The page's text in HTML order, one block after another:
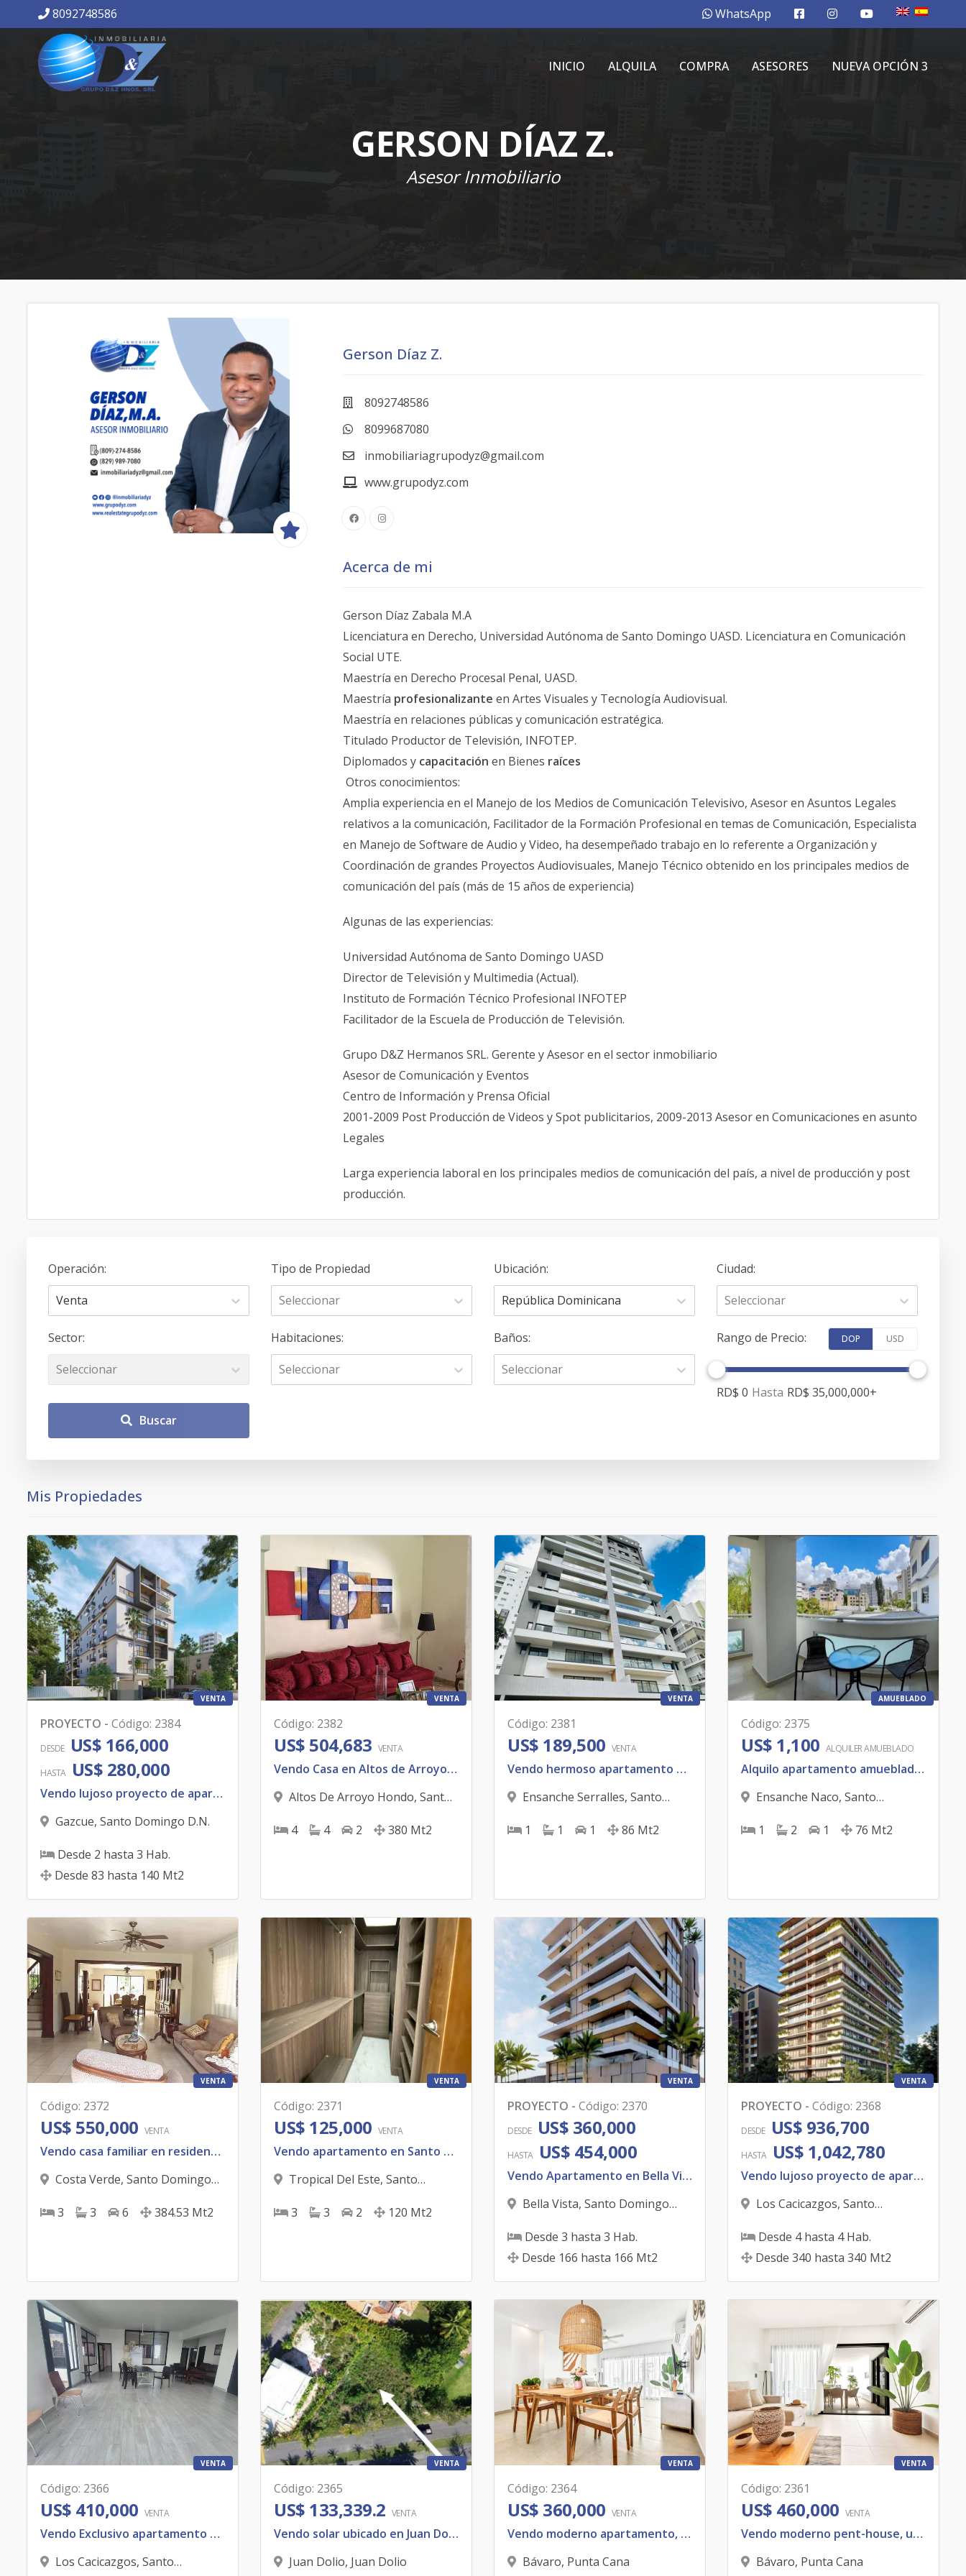
8092748586 WhatsApp
INICIO ALQUILA COMPRA ASESORES NUEVA OPCIÓN 3
GERSON DÍAZ Z.
Asesor Inmobiliario
Gerson Díaz Z.
8092748586
8099687080
inmobiliariagrupodyz@gmail.com
www.grupodyz.com
Acerca de mi
Gerson Díaz Zabala M.A
Licenciatura en Derecho, Universidad Autónoma de Santo Domingo UASD. Licenciatura en Comunicación
Social UTE.
Maestría en Derecho Procesal Penal, UASD.
Maestría profesionalizanteen Artes Visuales y Tecnología Audiovisual.
Maestría en relaciones públicas y comunicación estratégica.
Titulado Productor de Televisión, INFOTEP.
Diplomados y capacitaciónen Bienes raíces
Otros conocimientos:
Amplia experiencia en el Manejo de los Medios de Comunicación Televisivo, Asesor en Asuntos Legales
relativos a la comunicación, Facilitador de la Formación Profesional en temas de Comunicación, Especialista
en Manejo de Software de Audio y Video, ha desempeñado trabajo en lo referente a Organización y
Coordinación de grandes Proyectos Audiovisuales, Manejo Técnico obtenido en los principales medios de
comunicación del país (más de 15 años de experiencia)
Algunas de las experiencias:
Universidad Autónoma de Santo Domingo UASD
Director de Televisión y Multimedia (Actual).
Instituto de Formación Técnico Profesional INFOTEP
Facilitador de la Escuela de Producción de Televisión.
Grupo D&Z Hermanos SRL. Gerente y Asesor en el sector inmobiliario
Asesor de Comunicación y Eventos
Centro de Información y Prensa Oficial
2001-2009 Post Producción de Videos y Spot publicitarios, 2009-2013 Asesor en Comunicaciones en asunto
Legales
Larga experiencia laboral en los principales medios de comunicación del país, a nivel de producción y post
producción.
Operación:
Venta
Tipo de Propiedad
Seleccionar
Ubicación:
República Dominicana
Ciudad:
Seleccionar
Sector:
Seleccionar
Habitaciones:
Seleccionar
Baños:
Seleccionar
Rango de Precio: DOP USD
RD$ 0 Hasta RD$ 35,000,000+
Buscar
Mis Propiedades
VENTA
PROYECTO - Código: 2384
DESDE US$ 166,000
HASTA US$ 280,000
Vendo lujoso proyecto de apartamento
Gazcue, Santo Domingo D.N.
Desde 2 hasta 3 Hab.
Desde 83 hasta 140 Mt2
VENTA
Código: 2382
US$ 504,683 VENTA
Vendo Casa en Altos de Arroyo Hondo.
Altos De Arroyo Hondo, Santo
4
4 2 380 Mt2
VENTA
Código: 2381
US$ 189,500 VENTA
Vendo hermoso apartamento en Serralle
Ensanche Serralles, Santo
1
1 1 86 Mt2
AMUEBLADO
Código: 2375
US$ 1,100 ALQUILERAMUEBLADO
Alquilo apartamento amueblado en ensanche Naco
Ensanche Naco, Santo
1
2 1 76 Mt2
VENTA
Código: 2372
US$ 550,000 VENTA
Vendo casa familiar en residencial cerrado.
Costa Verde, Santo Domingo
3
3 6 384.53 Mt2
VENTA
Código: 2371
US$ 125,000 VENTA
Vendo apartamento en Santo Domingo Este.
Tropical Del Este, Santo
3
3 2 120 Mt2
VENTA
PROYECTO - Código: 2370
DESDE US$ 360,000
HASTA US$ 454,000
Vendo Apartamento en Bella Vista
Bella Vista, Santo Domingo
Desde 3 hasta 3 Hab.
Desde 166 hasta 166 Mt2
VENTA
PROYECTO - Código: 2368
DESDE US$ 936,700
HASTA US$ 1,042,780
Vendo lujoso proyecto de apartamentos ubicado en los Cacicazgos.
Los Cacicazgos, Santo
Desde 4 hasta 4Hab.
Desde 340 hasta 340 Mt2
VENTA
Código: 2366
US$ 410,000 VENTA
Vendo Exclusivo apartamento En Los Cacicazgos, Santo Domingo, D.N. 2do. Piso con terraza
Los Cacicazgos, Santo
VENTA
Código: 2365
US$ 133,339.2 VENTA
Vendo solar ubicado en Juan Dolio
Juan Dolio, Juan Dolio
VENTA
Código: 2364
US$ 360,000 VENTA
Vendo moderno apartamento, ubicado Bávaro.
Bávaro, Punta Cana
VENTA
Código: 2361
US$ 460,000 VENTA
Vendo moderno pent-house, ubicado Bávaro.
Bávaro, Punta Cana